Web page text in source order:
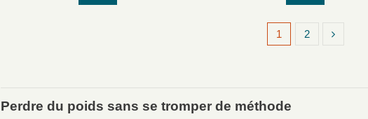
1 2
Perdre du poids sans se tromper de méthode